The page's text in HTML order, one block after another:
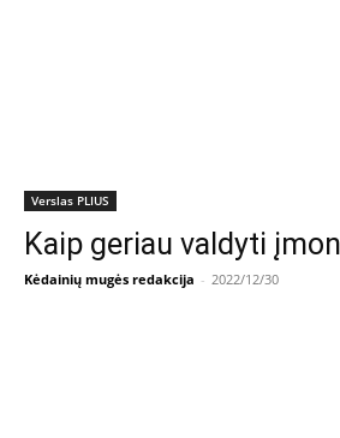
Verslas PLIUS
Kaip geriau valdyti
Kėdainių mugės redakcija - 2022/12/30